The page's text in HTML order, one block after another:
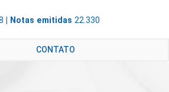
| Notas emitidas 22.330
CONTATO